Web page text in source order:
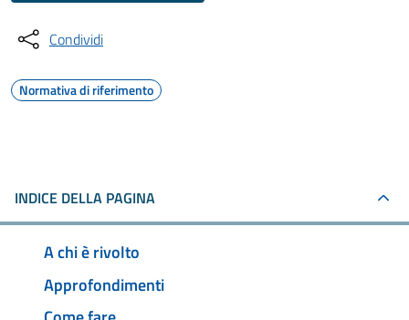
Condividi
Normativa di riferimento
INDICE DELLA PAGINA
A chi è rivolto
Approfondimenti